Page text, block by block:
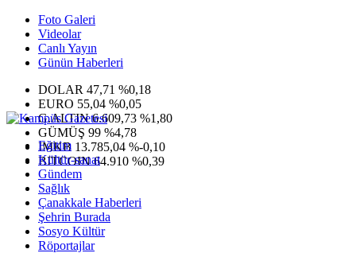
Foto Galeri
Videolar
Canlı Yayın
Günün Haberleri
DOLAR 47,71 %0,18
EURO 55,04 %0,05
G.ALTIN6.609,73 %1,80
GÜMÜŞ 99 %4,78
IMKB 13.785,04 %-0,10
BITCOIN64.910 %0,39
Eğitim
Kültür-sanat
Gündem
Sağlık
Çanakkale Haberleri
Şehrin Burada
Sosyo Kültür
Röportajlar